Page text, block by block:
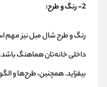
2- رنگ و طرح:
رنگ و طرح شال مبل نیز مهم
داخلی خانه‌تان هماهنگ باشد،
بیفزاید. همچنین، طرح‌ها و